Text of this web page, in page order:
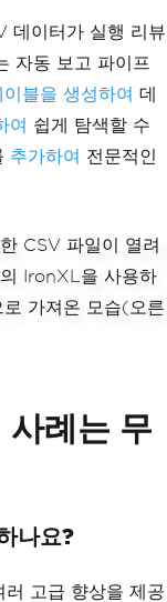
);
,
"Pend
데이터가 실행 리뷰
자동 보고 파이프
블을 생성하여 데
여 쉽게 탐색할 수
추가하여 전문적인
례는 무
나요?
고급 향상을 제공